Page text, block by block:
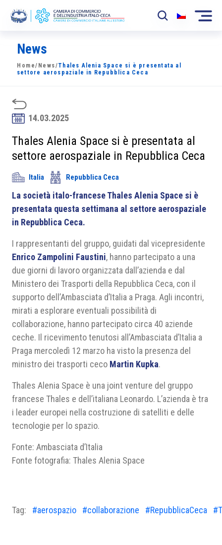
La Camera
News
Sviluppo Mercato
Soci
Partner
Progetti
Area riservata
News
Home/ News/Thales Alenia Space si è presentata al
settore aerospaziale in Repubblica Ceca
14.03.2025
Thales Alenia Space si è presentata al
settore aerospaziale in Repubblica Ceca
Italia Repubblica Ceca
La società italo-francese Thales Alenia Space si è
presentata questa settimana al settore aerospaziale
in Repubblica Ceca.
I rappresentanti del gruppo, guidati dal vicepresidente
Enrico Zampolini Faustini, hanno partecipato a una
due giorni di lavoro organizzata dall’azienda e dal
Ministero dei Trasporti della Repubblica Ceca, con il
supporto dell’Ambasciata d’Italia a Praga. Agli incontri,
mirati a esplorare eventuali possibilità di
collaborazione, hanno partecipato circa 40 aziende
ceche. Il ricevimento tenutosi all’Ambasciata d’Italia a
Praga mercoledì 12 marzo ha visto la presenza del
ministro dei trasporti ceco Martin Kupka.
Thales Alenia Space è una joint venture del gruppo
francese Thales e dell’italiana Leonardo. L’azienda è tra
i leader europei nella costruzione di satelliti e delle
tecnologie per lo spazio.
Fonte: Ambasciata d’Italia
Fonte fotografia: Thales Alenia Space
Tag: #aerospazio #collaborazione #RepubblicaCeca